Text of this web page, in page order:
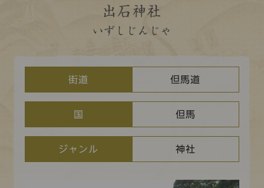
出石神社
いずしじんじゃ
街道 但馬道
国 但馬
ジャンル 神社
languages
青
languages
日本語 中文簡体